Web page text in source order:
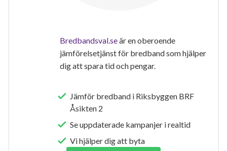
Bredbandsval.seär en oberoende
jämförelsetjänst för bredband som hjälper
dig att spara tid och pengar.
Jämför bredband i Riksbyggen BRF
Åsikten 2
Se uppdaterade kampanjer i realtid
Vi hjälper dig att byta